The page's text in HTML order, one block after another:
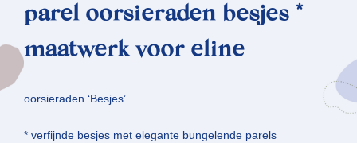
parel oorsieraden besjes *
maatwerk voor eline
oorsieraden ‘Besjes’
* verfijnde besjes met elegante bungelende parels